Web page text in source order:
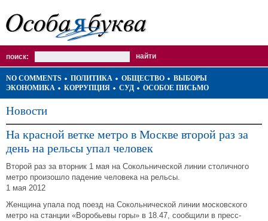
поиск:
NO COMMENTS ПОЛИТИКА ОБЩЕСТВО
ВЫБОРЫ
ЭКОНОМИКА
КОРРУПЦИЯ СУД ОСОБОЕ ПИСЬМО
Новости
На красной ветке метро в Москве второй раз за
день на рельсы упал человек
Второй раз за вторник 1 мая на Сокольнической линии столичного
метро произошло падение человека на рельсы.
1 мая 2012
Женщина упала под поезд на Сокольнической линии московского
метро на станции «Воробьевы горы» в 18.47, сообщили в пресс-